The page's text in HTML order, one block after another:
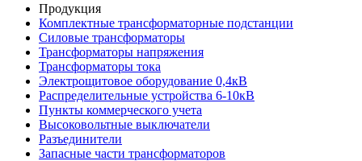
Продукция
Комплектные трансформаторные подстанции
Силовые трансформаторы
Трансформаторы напряжения
Трансформаторы тока
Электрощитовое оборудование 0,4кВ
Распределительные устройства 6-10кВ
Пункты коммерческого учета
Высоковольтные выключатели
Разъединители
Запасные части трансформаторов